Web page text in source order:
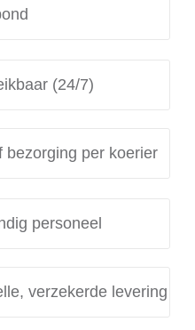
(24/7)
bezorging per koerier
personeel
verzekerde levering